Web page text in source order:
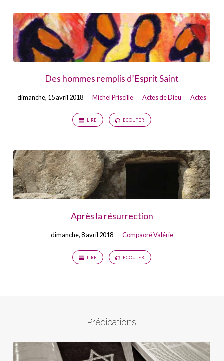
Des hommes remplis d’Esprit Saint
dimanche, 15 avril 2018 Michel Priscille Actes de Dieu Actes
LIRE ECOUTER
Après la résurrection
dimanche, 8 avril 2018 Compaoré Valérie
LIRE ECOUTER
Prédications